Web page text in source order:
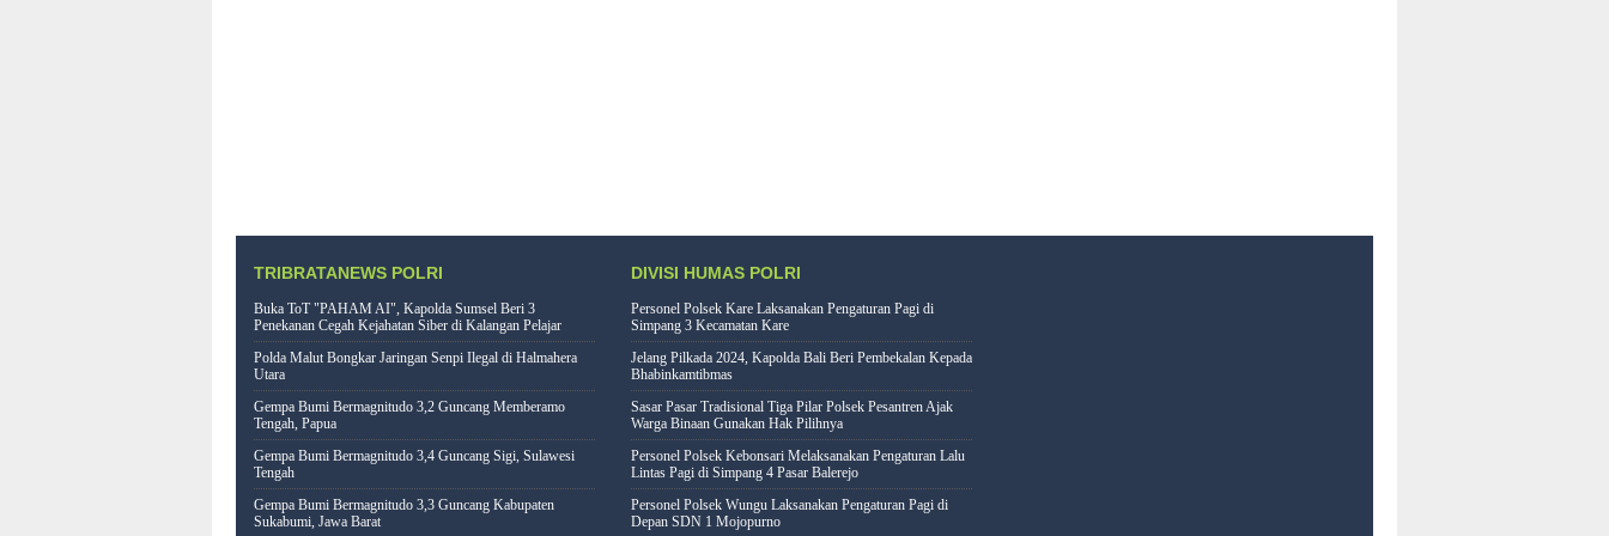
TRIBRATANEWS POLRI
Buka ToT "PAHAM AI", Kapolda Sumsel Beri 3
Penekanan Cegah Kejahatan Siber di Kalangan Pelajar
Polda Malut Bongkar Jaringan Senpi Ilegal di Halmahera
Utara
Gempa Bumi Bermagnitudo 3,2 Guncang Memberamo
Tengah, Papua
Gempa Bumi Bermagnitudo 3,4 Guncang Sigi, Sulawesi
Tengah
Gempa Bumi Bermagnitudo 3,3 Guncang Kabupaten
Sukabumi, Jawa Barat
DIVISI HUMAS POLRI
Personel Polsek Kare Laksanakan Pengaturan Pagi di
Simpang 3 Kecamatan Kare
Jelang Pilkada 2024, Kapolda Bali Beri Pembekalan Kepada
Bhabinkamtibmas
Sasar Pasar Tradisional Tiga Pilar Polsek Pesantren Ajak
Warga Binaan Gunakan Hak Pilihnya
Personel Polsek Kebonsari Melaksanakan Pengaturan Lalu
Lintas Pagi di Simpang 4 Pasar Balerejo
Personel Polsek Wungu Laksanakan Pengaturan Pagi di
Depan SDN 1 Mojopurno